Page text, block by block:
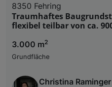
8350 Fehring
Traumhaftes
flexibel teilbar von ca.
3.000 m2
Grundfläche
Christina Raminger